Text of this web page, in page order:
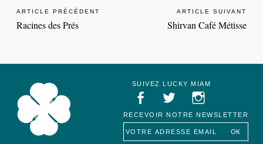
ARTICLE PRÉCÉDENT
Racines des Prés
ARTICLE SUIVANT
Shirvan Café Métisse
SUIVEZ LUCKY MIAM
RECEVOIR NOTRE NEWSLETTER